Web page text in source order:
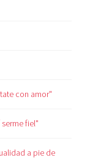
con amor"
fiel"
a pie de